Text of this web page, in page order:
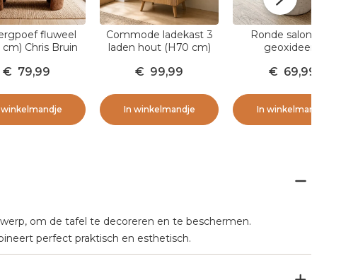
fluweel
Chris Bruin
€ 79,99
winkelmandje
Commode ladekast 3
laden hout (H70 cm)
€ 99,99
In winkelmandje
Ronde salontafel
geoxideerd
Modula Travertijn look
€ 69,99
In winkelmandje
om de tafel te decoreren en te beschermen.
perfect praktisch en esthetisch.